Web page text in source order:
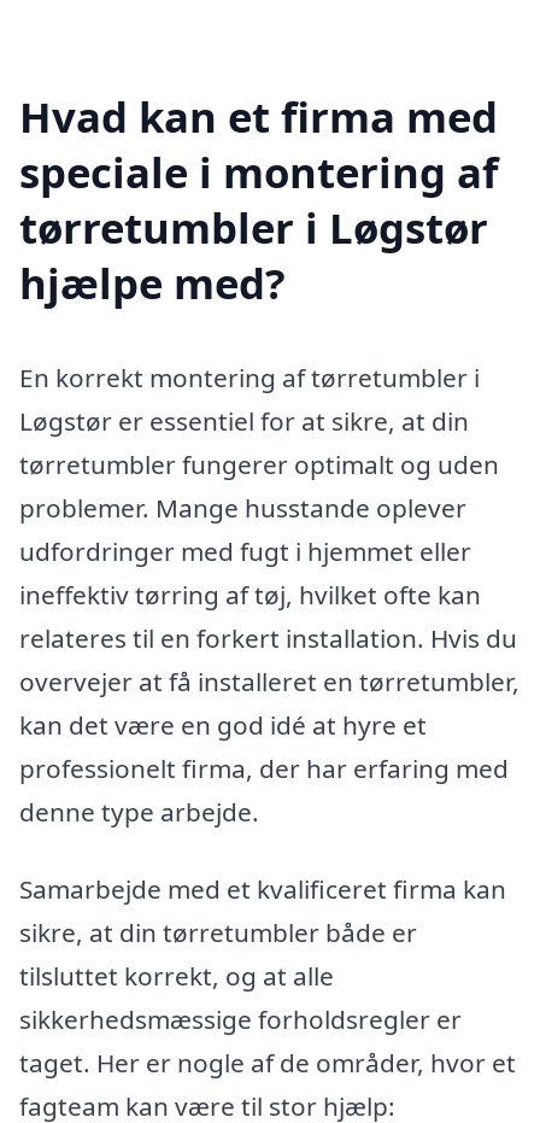
Hvad kan et firma med
speciale i montering af
tørretumbler i Løgstør
hjælpe med?
En korrekt montering af tørretumbler i
Løgstør er essentiel for at sikre, at din
tørretumbler fungerer optimalt og uden
problemer. Mange husstande oplever
udfordringer med fugt i hjemmet eller
ineffektiv tørring af tøj, hvilket ofte kan
relateres til en forkert installation. Hvis du
overvejer at få installeret en tørretumbler,
kan det være en god idé at hyre et
professionelt firma, der har erfaring med
denne type arbejde.
Samarbejde med et kvalificeret firma kan
sikre, at din tørretumbler både er
tilsluttet korrekt, og at alle
sikkerhedsmæssige forholdsregler er
taget. Her er nogle af de områder, hvor et
fagteam kan være til stor hjælp: